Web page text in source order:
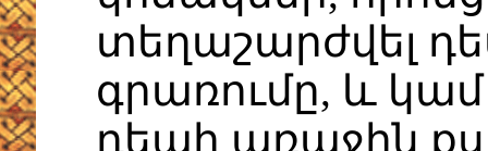
տեղաշարժվել
գրառումը, և
դեպի առաջին